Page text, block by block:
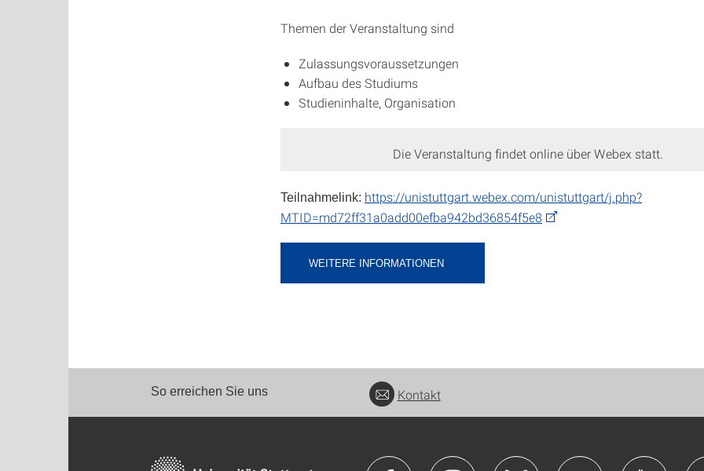
Themen der Veranstaltung sind
Zulassungsvoraussetzungen
Aufbau des Studiums
Studieninhalte, Organisation
Die Veranstaltung findet online über Webex statt.
Teilnahmelink: https://unistuttgart.webex.com/unistuttgart/j.php?
MTID=md72ff31a0add00efba942bd36854f5e8
WEITERE INFORMATIONEN
So erreichen Sie uns Kontakt